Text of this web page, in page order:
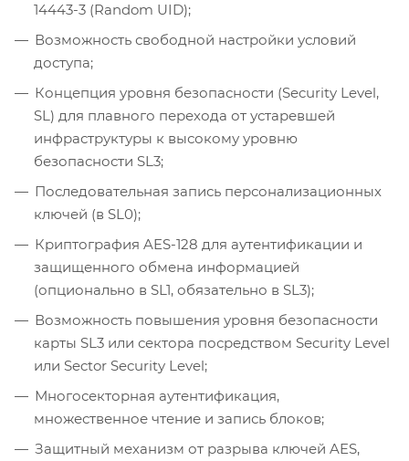
14443-3 (Random UID);
Возможность свободной настройки условий
доступа;
Концепция уровня безопасности (Security Level,
SL) для плавного перехода от устаревшей
инфраструктуры к высокому уровню
безопасности SL3;
Последовательная запись персонализационных
ключей (в SL0);
Криптография AES-128 для аутентификации и
защищенного обмена информацией
(опционально в SL1, обязательно в SL3);
Возможность повышения уровня безопасности
карты SL3 или сектора посредством Security Level
или Sector Security Level;
Многосекторная аутентификация,
множественное чтение и запись блоков;
Защитный механизм от разрыва ключей AES,